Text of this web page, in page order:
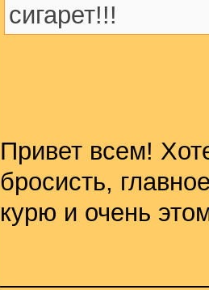
сигарет!!!
Привет всем!
бросисть,
курю и очень